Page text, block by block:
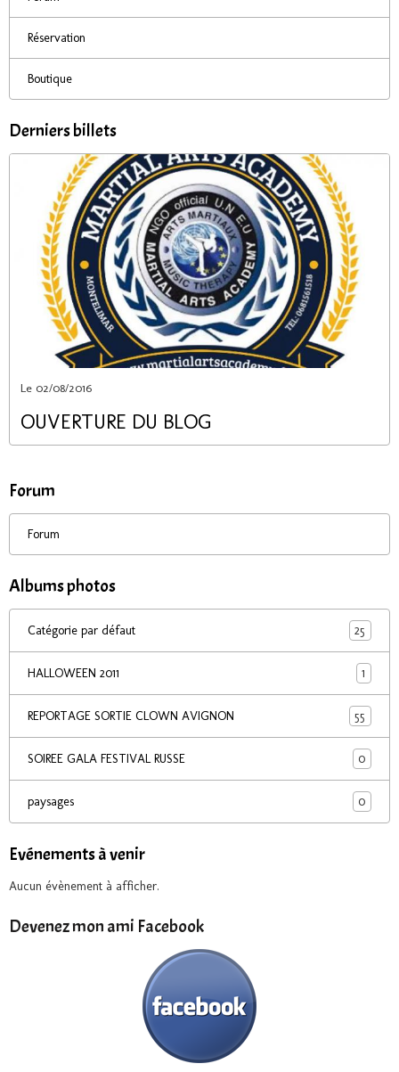
Réservation
Boutique
Derniers billets
Le 02/08/2016
OUVERTURE DU BLOG
Forum
Forum
Albums photos
Catégorie par défaut 25
HALLOWEEN 2011 1
REPORTAGE SORTIE CLOWN AVIGNON 55
SOIREE GALA FESTIVAL RUSSE 0
paysages 0
Evénements à venir
Aucun évènement à afficher.
Devenez mon ami Facebook